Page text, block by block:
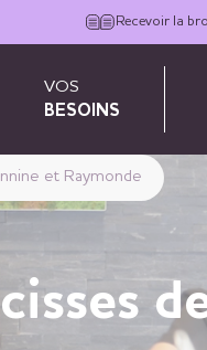
Recevoir la
VOS
BESOINS
et Raymonde